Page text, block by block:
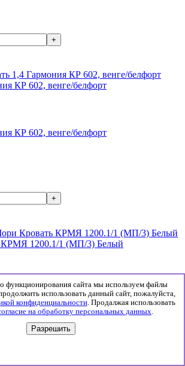
+
КР 602, венге/белфорт
КР 602, венге/белфорт
+
1200.1/1 (МП/3) Белый
КРМЯ 1200.1/1 (МП/3) Белый
функционирования сайта мы используем файлы
использовать данный сайт, пожалуйста,
конфиденциальности. Продалжая использовать
на обработку персональных данных.
Разрешить